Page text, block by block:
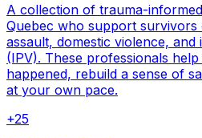
A collection of trauma-
Quebec who support survivors
assault, domestic violence,
(IPV). These professionals
happened, rebuild a sense of
at your own pace.
+25